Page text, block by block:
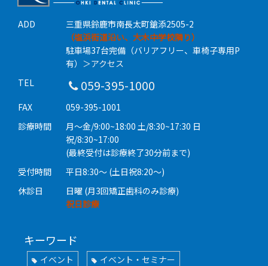
ADD
三重県鈴鹿市南長太町鎗添2505-2
（塩浜街道沿い、大木中学校隣り）
駐車場37台完備（バリアフリー、車椅子専用P
有） ＞アクセス
TEL
059-395-1000
FAX
059-395-1001
診療時間
月〜金/9:00~18:00 土/8:30~17:30 日
祝/8:30~17:00
(最終受付は診療終了30分前まで)
受付時間
平日8:30〜 (土日祝8:20〜)
休診日
日曜 (月3回矯正歯科のみ診療)
祝日診療
キーワード
イベント
イベント・セミナー